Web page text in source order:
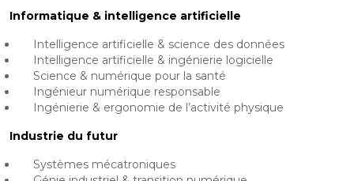
Informatique & intelligence artificielle
Intelligence artificielle & science des données
Intelligence artificielle & ingénierie logicielle
Science & numérique pour la santé
Ingénieur numérique responsable
Ingénierie & ergonomie de l’activité physique
Industrie du futur
Systèmes mécatroniques